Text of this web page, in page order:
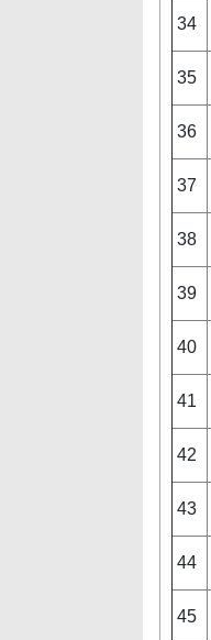
34
35
36
37
38
39
40
41
42
43
44
45